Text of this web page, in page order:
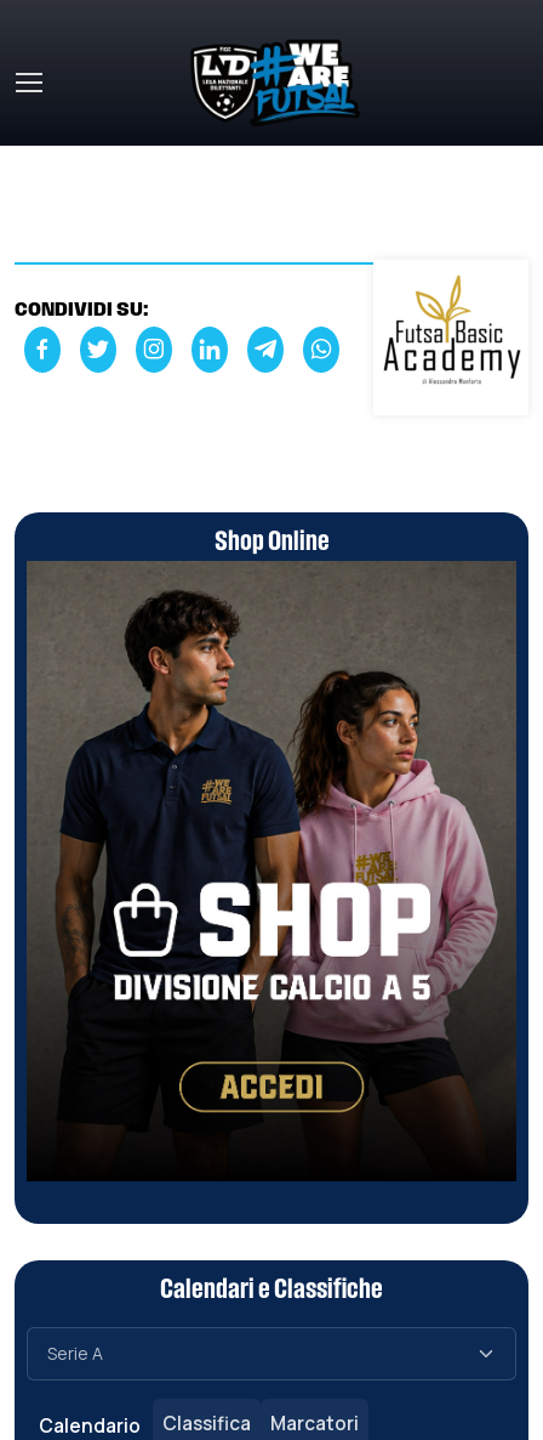
CONDIVIDI SU:
Shop Online
Calendari e Classifiche
Calendario Classifica Marcatori